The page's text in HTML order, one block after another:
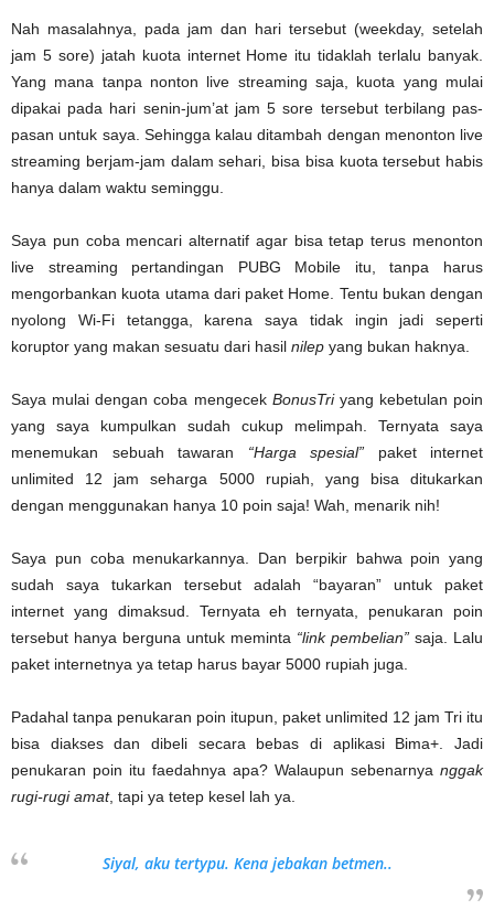
Nah masalahnya, pada jam dan hari tersebut (weekday, setelah
jam 5 sore) jatah kuota internet Home itu tidaklah terlalu banyak.
Yang mana tanpa nonton live streaming saja, kuota yang mulai
dipakai pada hari senin-jum’at jam 5 sore tersebut terbilang pas-
pasan untuk saya. Sehingga kalau ditambah dengan menonton live
streaming berjam-jam dalam sehari, bisa bisa kuota tersebut habis
hanya dalam waktu seminggu.
Saya pun coba mencari alternatif agar bisa tetap terus menonton
live streaming pertandingan PUBG Mobile itu, tanpa harus
mengorbankan kuota utama dari paket Home. Tentu bukan dengan
nyolong Wi-Fi tetangga, karena saya tidak ingin jadi seperti
koruptor yang makan sesuatu dari hasil nilep yang bukan haknya.
Saya mulai dengan coba mengecek BonusTriyang kebetulan poin
yang saya kumpulkan sudah cukup melimpah. Ternyata saya
menemukan sebuah tawaran “Harga spesial” paket internet
unlimited 12 jam seharga 5000 rupiah, yang bisa ditukarkan
dengan menggunakan hanya 10 poin saja! Wah, menarik nih!
Saya pun coba menukarkannya. Dan berpikir bahwa poin yang
sudah saya tukarkan tersebut adalah “bayaran” untuk paket
internet yang dimaksud. Ternyata eh ternyata, penukaran poin
tersebut hanya berguna untuk meminta “link pembelian” saja. Lalu
paket internetnya ya tetap harus bayar 5000 rupiah juga.
Padahal tanpa penukaran poin itupun, paket unlimited 12 jam Tri itu
bisa diakses dan dibeli secara bebas di aplikasi Bima+. Jadi
penukaran poin itu faedahnya apa? Walaupun sebenarnya nggak
rugi-rugi amat, tapi ya tetep kesel lah ya.
Siyal, aku tertypu. Kena jebakan betmen..